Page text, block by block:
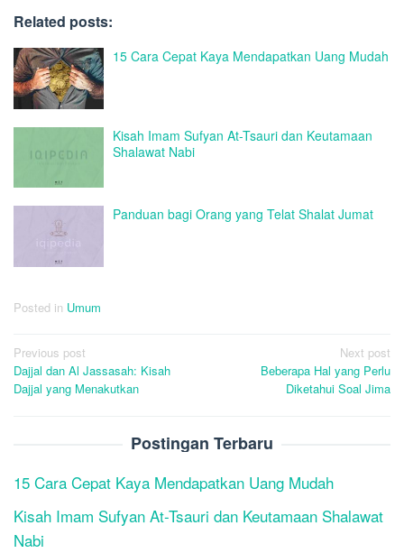
Related posts:
15 Cara Cepat Kaya Mendapatkan Uang Mudah
Kisah Imam Sufyan At-Tsauri dan Keutamaan
Shalawat Nabi
Panduan bagi Orang yang Telat Shalat Jumat
Posted in Umum
Post
navigation
Previous post
Dajjal dan Al Jassasah: Kisah
Dajjal yang Menakutkan
Next post
Beberapa Hal yang Perlu
Diketahui Soal Jima
Postingan Terbaru
15 Cara Cepat Kaya Mendapatkan Uang Mudah
Kisah Imam Sufyan At-Tsauri dan Keutamaan Shalawat
Nabi